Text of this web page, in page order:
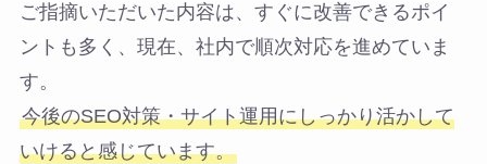
ご指摘いただいた内容は、すぐに改善できるポイ
ントも多く、現在、社内で順次対応を進めていま
す。
今後のSEO対策・サイト運用にしっかり活かして
いけると感じています。